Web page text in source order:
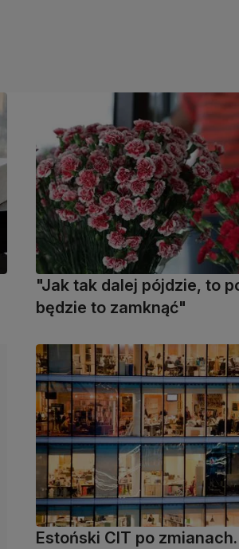
"Jak tak dalej pójdzie, to
będzie to zamknąć"
Estoński CIT po